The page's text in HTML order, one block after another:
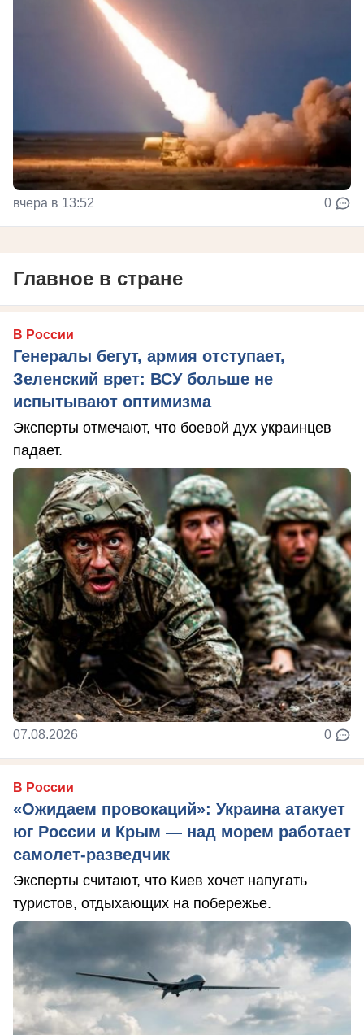
вчера в 13:52 0
Главное в стране
В России
Генералы бегут, армия отступает,
Зеленский врет: ВСУ больше не
испытывают оптимизма
Эксперты отмечают, что боевой дух украинцев
падает.
07.08.2026 0
В России
«Ожидаем провокаций»: Украина атакует
юг России и Крым — над морем работает
самолет-разведчик
Эксперты считают, что Киев хочет напугать
туристов, отдыхающих на побережье.